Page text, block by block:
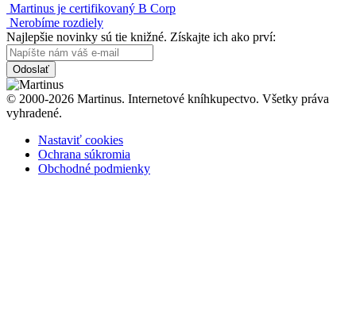
Martinus je certifikovaný B Corp
Nerobíme rozdiely
Najlepšie novinky sú tie knižné. Získajte ich ako prví:
Odoslať
© 2000-2026 Martinus. Internetové kníhkupectvo. Všetky práva
vyhradené.
Nastaviť cookies
Ochrana súkromia
Obchodné podmienky